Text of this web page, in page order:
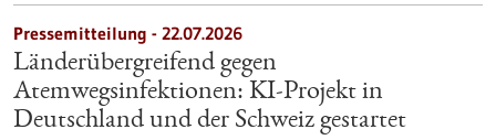
Pressemitteilung - 22.07.2026
Länderübergreifend gegen
Atemwegsinfektionen: KI-Projekt in
Deutschland und der Schweiz gestartet